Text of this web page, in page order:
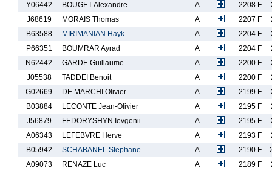
Y06442
BOUGET Alexandre A 2208 F
J68619
MORAIS Thomas A 2207 F
B63588
MIRIMANIAN Hayk A 2204 F
P66351
BOUMRAR Ayrad A 2204 F
N62442
GARDE Guillaume A 2200 F
J05538
TADDEI Benoit A 2200 F
G02669
DE MARCHI Olivier A 2199 F
B03884
LECONTE Jean-Olivier A 2195 F
J56879
FEDORYSHYN Ievgenii A 2195 F
A06343
LEFEBVRE Herve A 2193 F
B05942
SCHABANEL Stephane A 2190 F
A09073
RENAZE Luc A 2189 F